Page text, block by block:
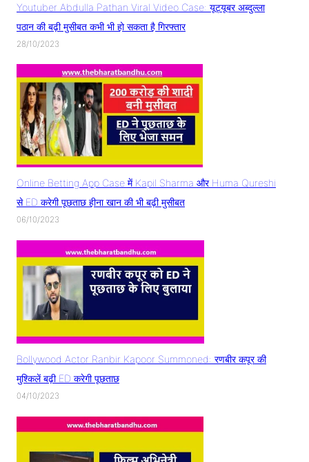
Youtuber Abdulla Pathan Viral Video Case: यूट्यूबर अब्दुल्ला
पठान की बढ़ी मुसीबत कभी भी हो सकता है गिरफ्तार
28/10/2023
Online Betting App Case में Kapil Sharma और Huma Qureshi
से ED करेगी पूछताछ हीना खान की भी बढ़ी मुसीबत
06/10/2023
Bollywood Actor Ranbir Kapoor Summoned: रणबीर कपूर की
मुश्किलें बढ़ी ED करेगी पूछताछ
04/10/2023